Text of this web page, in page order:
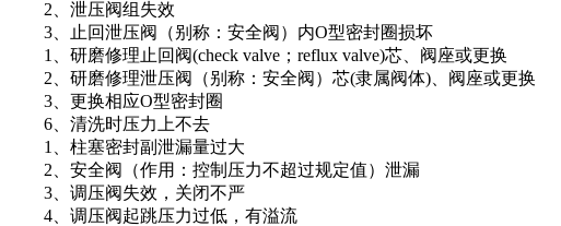
2、泄压阀组失效
3、止回泄压阀（别称：安全阀）内O型密封圈损坏
1、研磨修理止回阀(check valve；reflux valve)芯、阀座或更换
2、研磨修理泄压阀（别称：安全阀）芯(隶属阀体)、阀座或更换
3、更换相应O型密封圈
6、清洗时压力上不去
1、柱塞密封副泄漏量过大
2、安全阀（作用：控制压力不超过规定值）泄漏
3、调压阀失效，关闭不严
4、调压阀起跳压力过低，有溢流